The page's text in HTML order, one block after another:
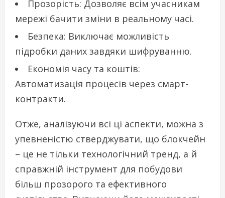
Прозорість: Дозволяє всім учасникам
мережі бачити зміни в реальному часі.
Безпека: Виключає можливість
підробки даних завдяки шифруванню.
Економія часу та коштів:
Автоматизація процесів через смарт-
контракти.
Отже, аналізуючи всі ці аспекти, можна з
упевненістю стверджувати, що блокчейн
– це не тільки технологічний тренд, а й
справжній інструмент для побудови
більш прозорого та ефективного